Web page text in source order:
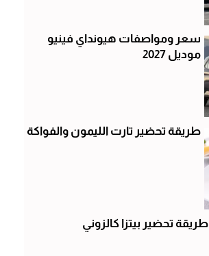
سعر ومواصفات هيونداي فينيو
موديل 2027
طريقة تحضير تارت الليمون والفواكة
طريقة تحضير بيتزا كالزوني